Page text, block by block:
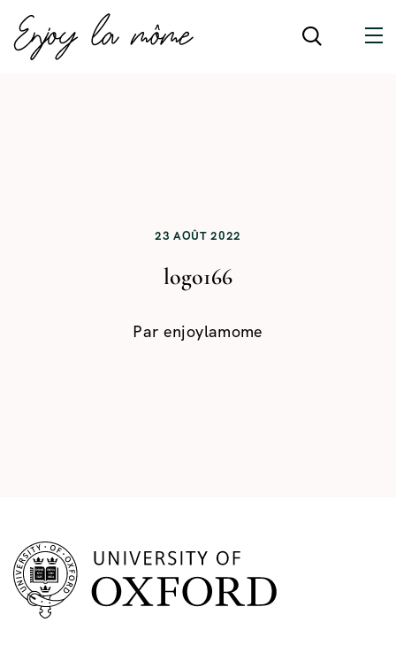
23 AOÛT 2022
logo166
Par enjoylamome